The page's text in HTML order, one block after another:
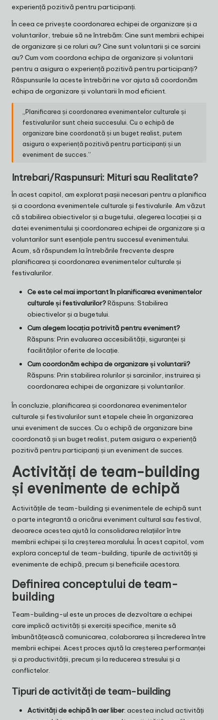
experiență pozitivă pentru participanți.
În ceea ce privește coordonarea echipei de organizare și a
voluntarilor, trebuie să ne întrebăm: Cine sunt membrii echipei
de organizare și ce roluri au? Cine sunt voluntarii și ce sarcini
au? Cum vom coordona echipa de organizare și voluntarii
pentru a asigura o experiență pozitivă pentru participanți?
Răspunsurile la aceste întrebări ne vor ajuta să coordonăm
echipa de organizare și voluntarii în mod eficient.
„Planificarea și coordonarea evenimentelor culturale și
festivalurilor sunt cheia succesului. Cu o echipă de
organizare bine coordonată și un buget realist, putem
asigura o experiență pozitivă pentru participanți și un
eveniment de succes.”
Intrebari/Raspunsuri: Mituri sau Realitate?
În acest capitol, am explorat pașii necesari pentru a planifica
și a coordona evenimentele culturale și festivalurile. Am văzut
că stabilirea obiectivelor și a bugetului, alegerea locației și a
datei evenimentului și coordonarea echipei de organizare și a
voluntarilor sunt esențiale pentru succesul evenimentului.
Acum, să răspundem la întrebările frecvente despre
planificarea și coordonarea evenimentelor culturale și
festivalurilor.
Ce este cel mai important în planificarea evenimentelor
culturale și festivalurilor?Răspuns: Stabilirea
obiectivelor și a bugetului.
Cum alegem locația potrivită pentru eveniment?
Răspuns: Prin evaluarea accesibilității, siguranței și
facilităților oferite de locație.
Cum coordonăm echipa de organizare și voluntarii?
Răspuns: Prin stabilirea rolurilor și sarcinilor, instruirea și
coordonarea echipei de organizare și voluntarilor.
În concluzie, planificarea și coordonarea evenimentelor
culturale și festivalurilor sunt etapele cheie în organizarea
unui eveniment de succes. Cu o echipă de organizare bine
coordonată și un buget realist, putem asigura o experiență
pozitivă pentru participanți și un eveniment de succes.
Activități de team-building
și evenimente de echipă
Activitățile de team-building și evenimentele de echipă sunt
o parte integrantă a oricărui eveniment cultural sau festival,
deoarece acestea ajută la consolidarea relațiilor între
membrii echipei și la creșterea moralului. În acest capitol, vom
explora conceptul de team-building, tipurile de activități și
evenimente de echipă, precum și beneficiile acestora.
Definirea conceptului de team-
building
Team-building-ul este un proces de dezvoltare a echipei
care implică activități și exerciții specifice, menite să
îmbunătățească comunicarea, colaborarea și încrederea între
membrii echipei. Acest proces ajută la creșterea performanței
și a productivității, precum și la reducerea stresului și a
conflictelor.
Tipuri de activități de team-building
Activități de echipă în aer liber: acestea includ activități